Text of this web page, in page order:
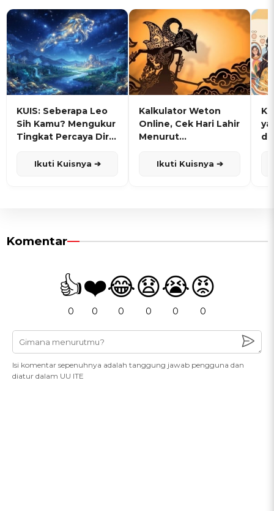
KUIS: Seberapa Leo
Sih Kamu? Mengukur
Tingkat Percaya Diri
Ikuti Kuisnya ➔
Kalkulator Weton
Online, Cek Hari Lahir
Menurut
Ikuti Kuisnya ➔
Komentar
👍
0
❤️
0
😂
0
😧
0
😭
0
😡
0
Isi komentar sepenuhnya adalah tanggung jawab pengguna dan
diatur dalam UU ITE